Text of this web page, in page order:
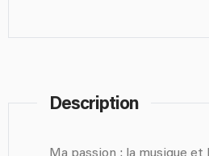
Description